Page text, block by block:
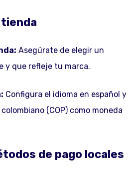
Asegúrate de elegir un
y que refleje tu marca.
Configura el idioma en español y
(COP) como moneda
de pago locales